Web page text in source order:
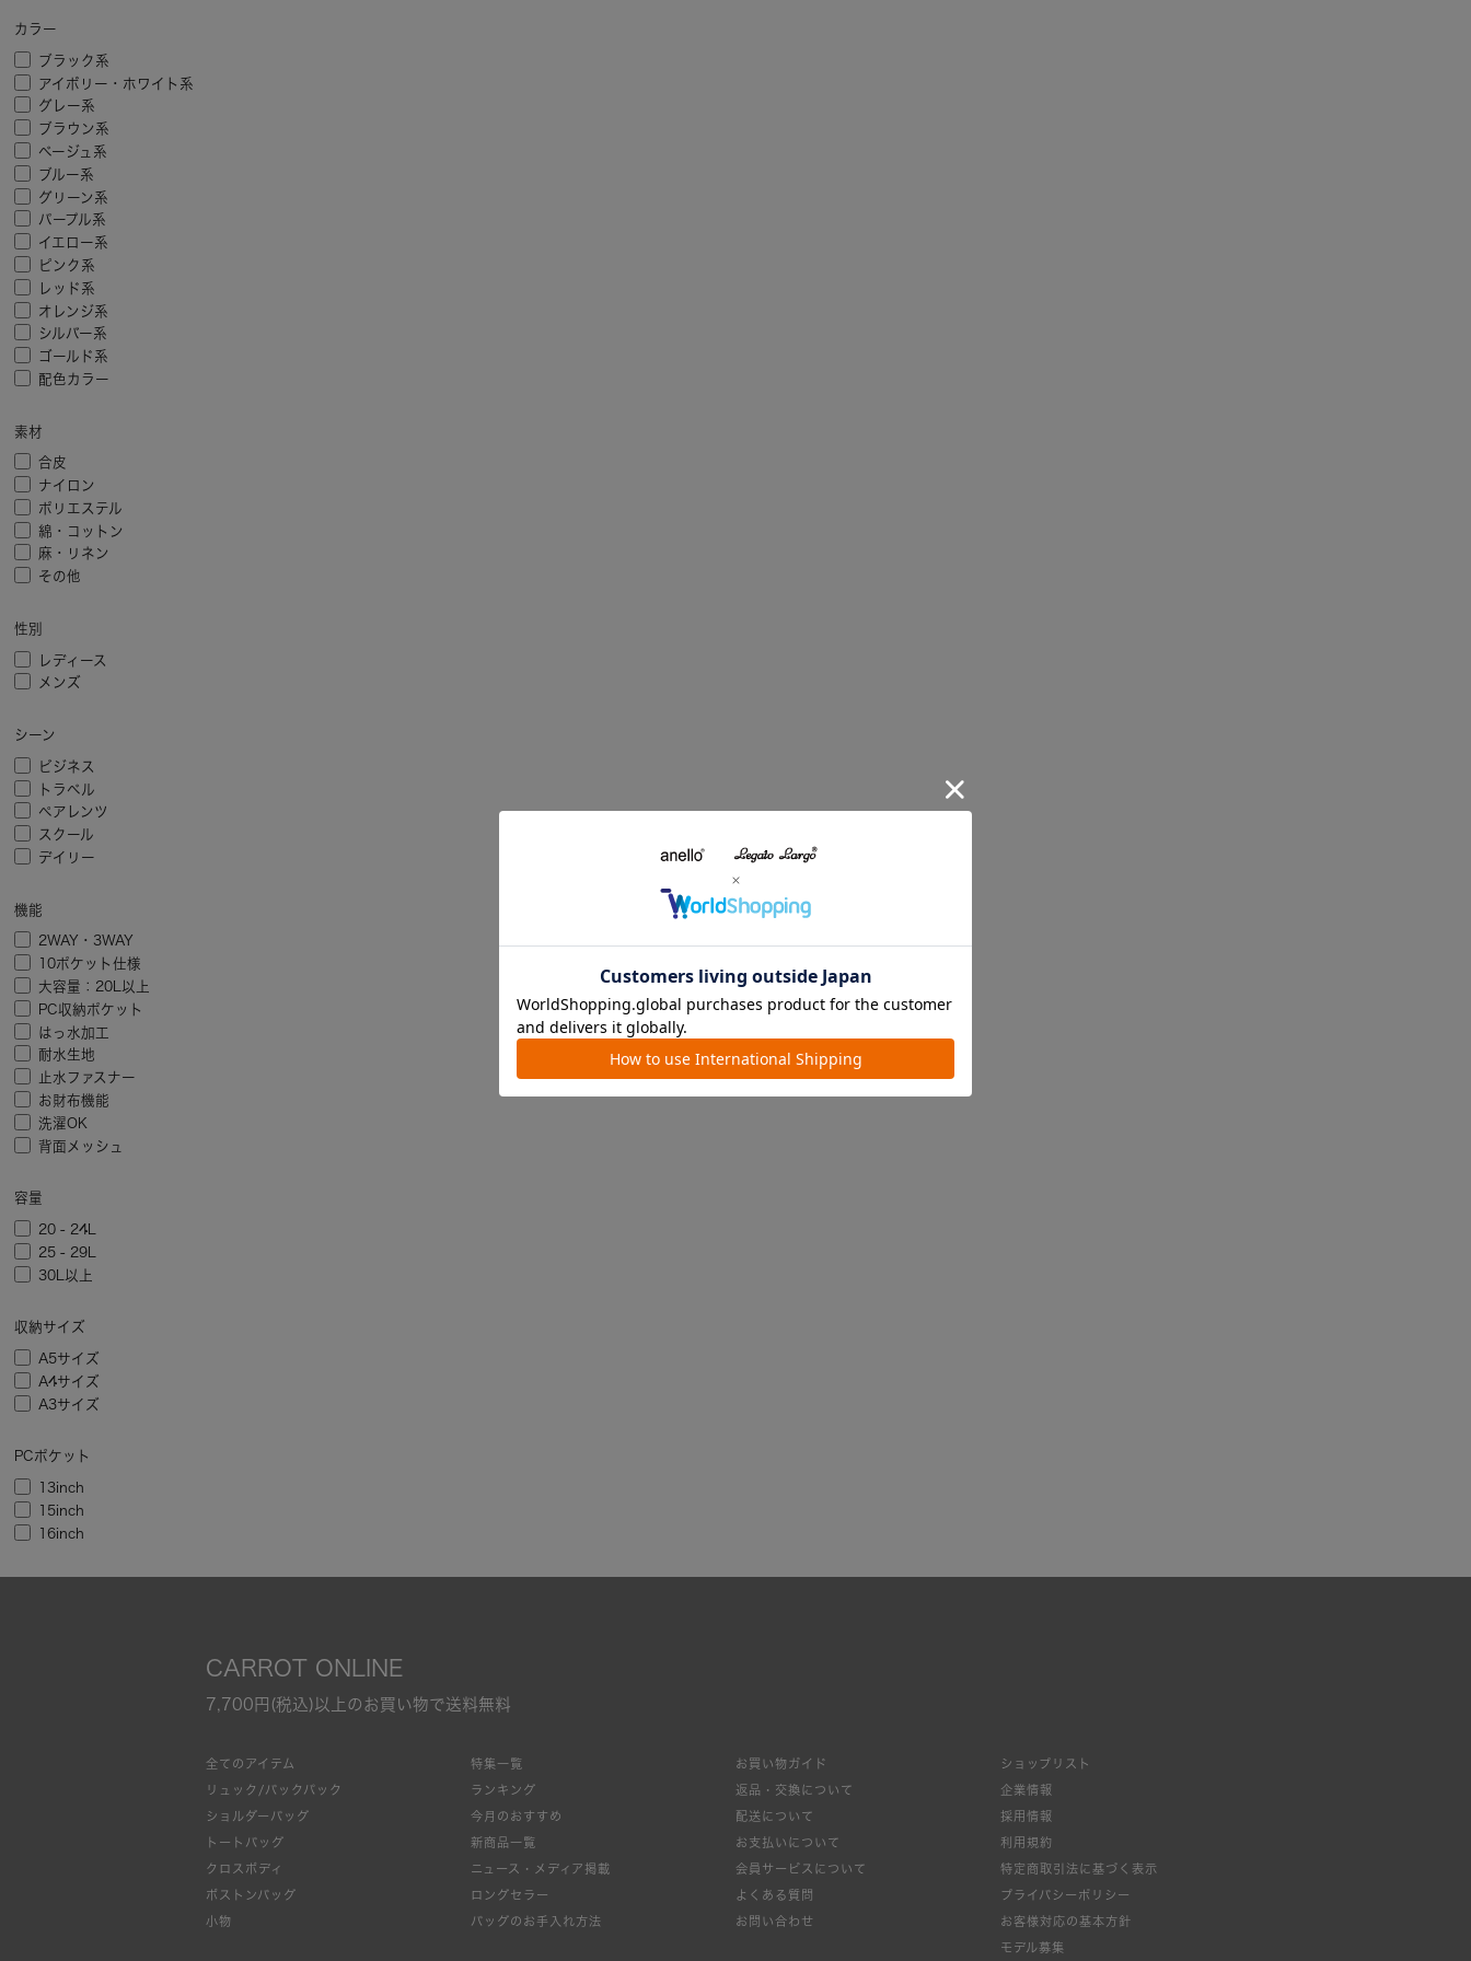
カラー
ブラック系
アイボリー・ホワイト系
グレー系
ブラウン系
ベージュ系
ブルー系
グリーン系
パープル系
イエロー系
ピンク系
レッド系
オレンジ系
シルバー系
ゴールド系
配色カラー
素材
合皮
ナイロン
ポリエステル
綿・コットン
麻・リネン
その他
性別
レディース
メンズ
シーン
ビジネス
トラベル
ペアレンツ
スクール
デイリー
機能
2WAY・3WAY
10ポケット仕様
大容量：20L以上
PC収納ポケット
はっ水加工
耐水生地
止水ファスナー
お財布機能
洗濯OK
背面メッシュ
容量
20 - 24L
25 - 29L
30L以上
収納サイズ
A5サイズ
A4サイズ
A3サイズ
PCポケット
13inch
15inch
16inch
絞り込み
CARROT ONLINE
7,700円(税込)以上のお買い物で送料無料
全てのアイテム
リュック/バックパック
ショルダーバッグ
トートバッグ
クロスボディ
ボストンバッグ
小物
特集一覧
ランキング
今月のおすすめ
新商品一覧
ニュース・メディア掲載
ロングセラー
バッグのお手入れ方法
お買い物ガイド
返品・交換について
配送について
お支払いについて
会員サービスについて
よくある質問
お問い合わせ
ショップリスト
企業情報
採用情報
利用規約
特定商取引法に基づく表示
プライバシーポリシー
お客様対応の基本方針
モデル募集